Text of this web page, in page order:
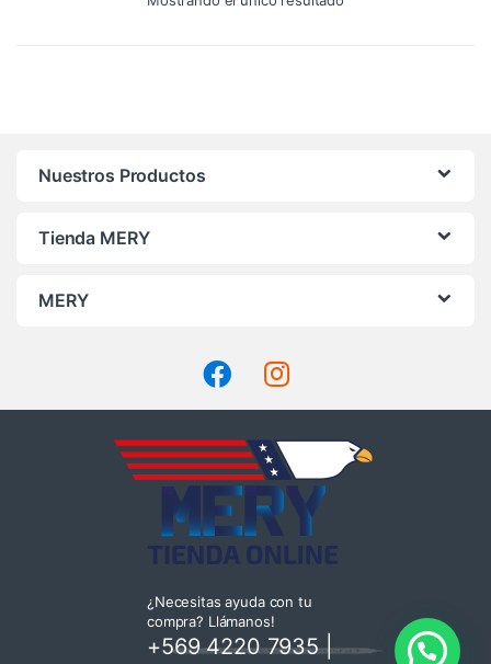
Nuestros Productos
Tienda MERY
MERY
¿Necesitas ayuda con tu
compra? Llámanos!
+569 4220 7935|
💬 ¿Necesitas ayuda?